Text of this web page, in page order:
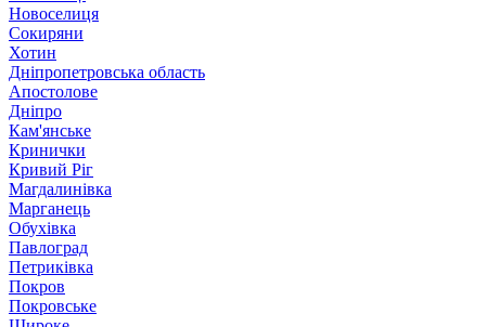
Новоселиця
Сокиряни
Хотин
Дніпропетровська область
Апостолове
Дніпро
Кам'янське
Кринички
Кривий Ріг
Магдалинівка
Марганець
Обухівка
Павлоград
Петриківка
Покров
Покровське